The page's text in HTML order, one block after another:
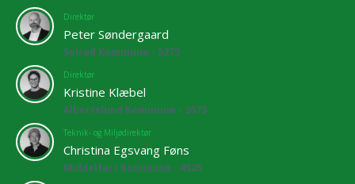
Direktør
Peter Søndergaard
Solrød Kommune - 5272
Direktør
Kristine Klæbel
Albertslund Kommune - 2673
Teknik- og Miljødirektør
Christina Egsvang Føns
Middelfart Kommune - 4525